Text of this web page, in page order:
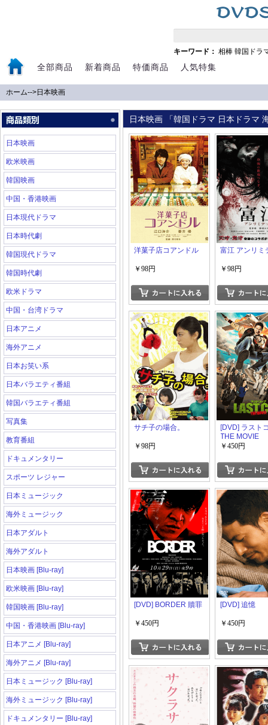
キーワード： 相棒 韓国ドラ
全部商品 新着商品 特価商品 人気特集
ホーム-->日本映画
日本映画
欧米映画
韓国映画
中国・香港映画
日本現代ドラマ
日本時代劇
韓国現代ドラマ
韓国時代劇
欧米ドラマ
中国・台湾ドラマ
日本アニメ
海外アニメ
日本お笑い系
日本バラエティ番組
韓国バラエティ番組
写真集
教育番組
ドキュメンタリー
スポーツ レジャー
日本ミュージック
海外ミュージック
日本アダルト
海外アダルト
日本映画 [Blu-ray]
欧米映画 [Blu-ray]
韓国映画 [Blu-ray]
中国・香港映画 [Blu-ray]
日本アニメ [Blu-ray]
海外アニメ [Blu-ray]
日本ミュージック [Blu-ray]
海外ミュージック [Blu-ray]
ドキュメンタリー [Blu-ray]
日本映画 「韓国ドラマ 日本ドラマ
洋菓子店コアンドル
￥98円
富江 アンリミ
￥98円
サチ子の場合。
￥98円
[DVD] ラスト
THE MOVIE
￥450円
[DVD] BORDER 贖罪
￥450円
[DVD] 追憶
￥450円